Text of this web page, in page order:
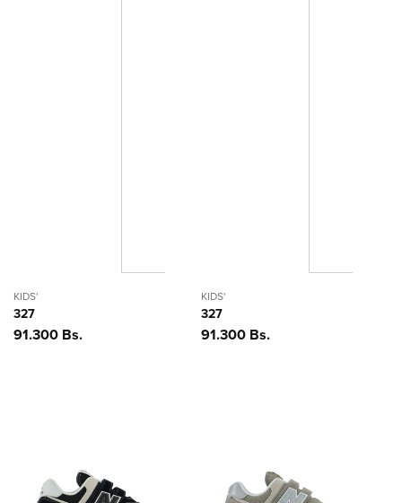
KIDS'
327
Precio
91.300 Bs.
KIDS'
327
Precio
91.300 Bs.